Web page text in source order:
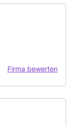
Firma bewerten